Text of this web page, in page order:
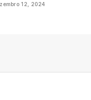
12, 2024